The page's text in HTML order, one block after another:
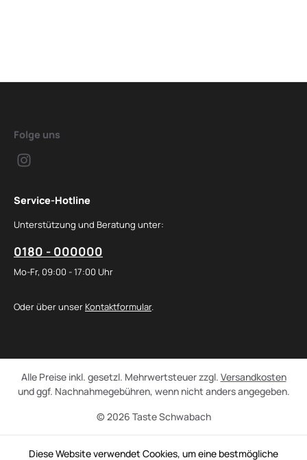
Folge uns
Service-Hotline
Unterstützung und Beratung unter:
0180 - 000000
Mo-Fr, 09:00 - 17:00 Uhr
Oder über unser Kontaktformular.
© 2026 Taste Schwabach
Alle Preise inkl. gesetzl. Mehrwertsteuer zzgl. Versandkosten
und ggf. Nachnahmegebühren, wenn nicht anders angegeben.
Diese Website verwendet Cookies, um eine bestmögliche